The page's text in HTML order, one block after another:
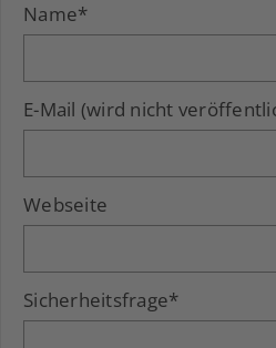
Name*
E-Mail (wird nicht
Webseite
Sicherheitsfrage*